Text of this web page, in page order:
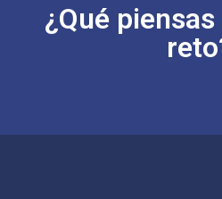
¿Qué